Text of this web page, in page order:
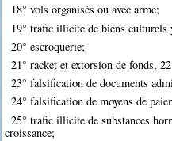
18° vols organisés ou avec arme;
19° trafic illicite de biens
20° escroquerie;
21° racket et extorsion de fonds,
23° falsification de documents
24° falsification de moyens de
25° trafic illicite de substances
croissance;